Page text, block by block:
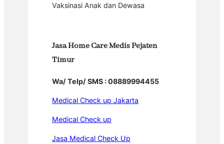
Vaksinasi Anak dan Dewasa
Jasa Home Care Medis Pejaten
Timur
Wa/ Telp/ SMS : 08889994455
Medical Check up Jakarta
Medical Check up
Jasa Medical Check Up